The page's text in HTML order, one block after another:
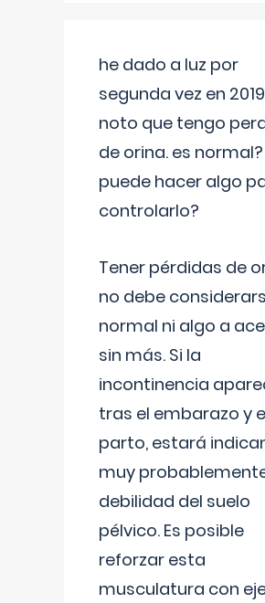
he dado a luz por
segunda vez en
noto que tengo
de orina. es
puede hacer algo
controlarlo?
Tener pérdidas de
no debe
normal ni algo a
sin más. Si la
incontinencia
tras el embarazo y
parto, estará
muy
debilidad del suelo
pélvico. Es posible
reforzar esta
musculatura con